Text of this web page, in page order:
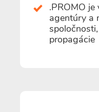
.PROMO je
agentúry a
propagácie